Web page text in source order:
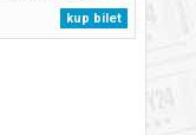
kup bilet